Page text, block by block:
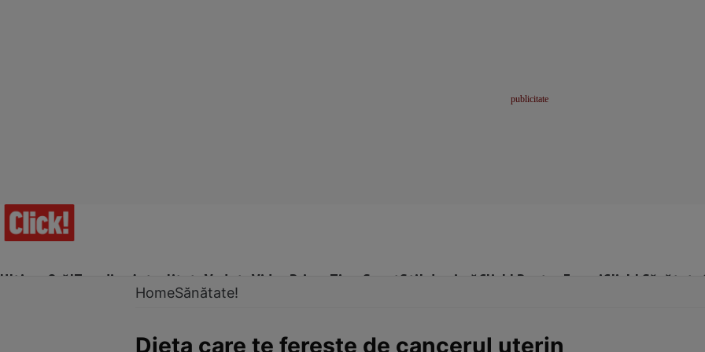
Ultima Oră!Trending Actualitate Vedete Video Prime Time SportStil de viațăClick! Pentru FemeiClick! Sănătate
HomeSănătate!
Dieta care te fereşte de cancerul uterin